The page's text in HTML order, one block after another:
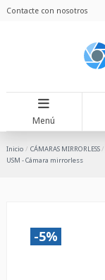
Contacte con nosotros
Menú
Inicio CÁMARAS MIRRORLESS
USM - Cámara mirrorless
-5%